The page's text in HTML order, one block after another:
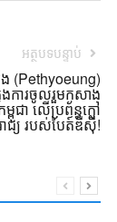
អត្ថបទបន្ទាប់
(Pethyoeung)
ងការចូលរួមកសាង
ា លើប្រព័ន្ធក្លៅ
ជ្យ របស់បៃត៍ឌីស៊ី!